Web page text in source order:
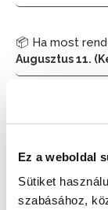
Ez a weboldal
Sütiket
szabásához,
📦 Ha most
Augusztus 11.
65 990
Az elmúlt